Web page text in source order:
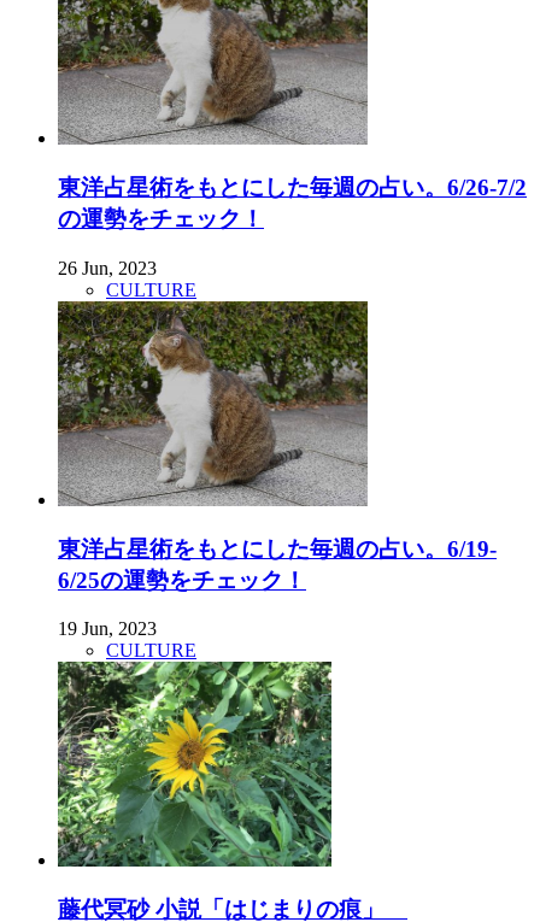
東洋占星術をもとにした毎週の占い。6/26-7/2
の運勢をチェック！
26 Jun, 2023
CULTURE
東洋占星術をもとにした毎週の占い。6/19-
6/25の運勢をチェック！
19 Jun, 2023
CULTURE
藤代冥砂 小説「はじまりの痕」